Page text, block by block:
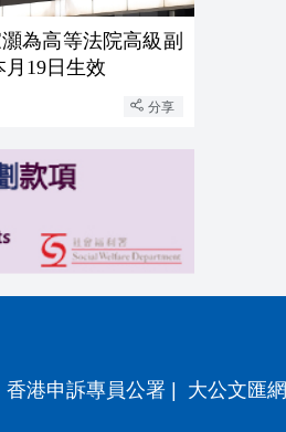
為高等法院高級副
19日生效
分享
香港申訴專員公署 大公文匯網